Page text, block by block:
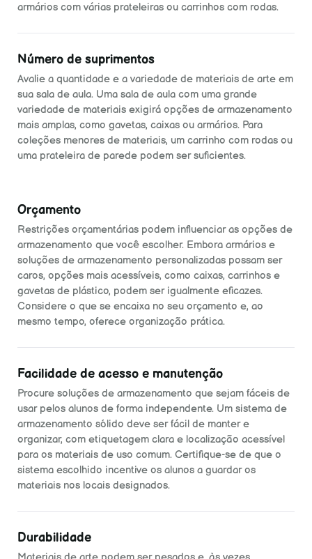
armários com várias prateleiras ou carrinhos com rodas.
Número de suprimentos
Avalie a quantidade e a variedade de materiais de arte em
sua sala de aula. Uma sala de aula com uma grande
variedade de materiais exigirá opções de armazenamento
mais amplas, como gavetas, caixas ou armários. Para
coleções menores de materiais, um carrinho com rodas ou
uma prateleira de parede podem ser suficientes.
Orçamento
Restrições orçamentárias podem influenciar as opções de
armazenamento que você escolher. Embora armários e
soluções de armazenamento personalizadas possam ser
caros, opções mais acessíveis, como caixas, carrinhos e
gavetas de plástico, podem ser igualmente eficazes.
Considere o que se encaixa no seu orçamento e, ao
mesmo tempo, oferece organização prática.
Facilidade de acesso e manutenção
Procure soluções de armazenamento que sejam fáceis de
usar pelos alunos de forma independente. Um sistema de
armazenamento sólido deve ser fácil de manter e
organizar, com etiquetagem clara e localização acessível
para os materiais de uso comum. Certifique-se de que o
sistema escolhido incentive os alunos a guardar os
materiais nos locais designados.
Durabilidade